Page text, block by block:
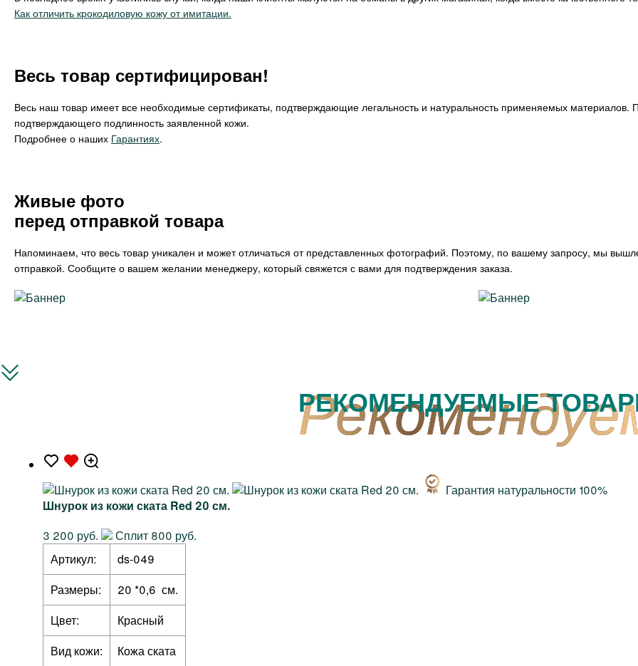
Как отличить крокодиловую кожу от имитации.
Весь товар сертифицирован!
Весь наш товар имеет все необходимые сертификаты, подтверждающие легальность и натуральность применяемых
подтверждающего подлинность заявленной кожи.
Подробнее о наших Гарантиях.
Живые фото
перед отправкой товара
Напоминаем, что весь товар уникален и может отличаться от представленных фотографий. Поэтому, по вашему запросу, мы
отправкой. Сообщите о вашем желании менеджеру, который свяжется с вами для подтверждения заказа.
РЕКОМЕНДУЕМЫЕ
Гарантия натуральности 100%
Шнурок из кожи ската Red 20 см.
3 200 руб.
Сплит 800 руб.
Артикул:
ds-049
Размеры:
20 *0,6 см.
Цвет:
Красный
Вид кожи:
Кожа ската